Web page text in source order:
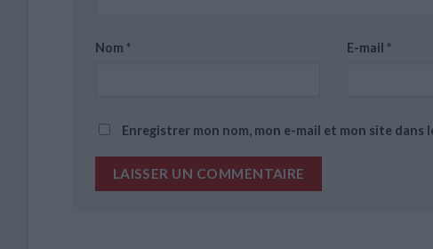
Nom * E-mail*
Enregistrer mon nom, mon e-mail et mon site